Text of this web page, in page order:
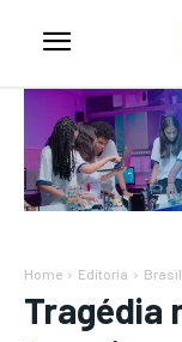
Home Editoria Brasil
Tragédia